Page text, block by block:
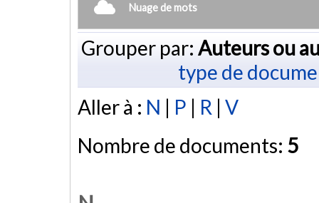
Nuage de mots
Grouper par: Auteurs ou
type de
Aller à : N | P | R | V
Nombre de documents: 5